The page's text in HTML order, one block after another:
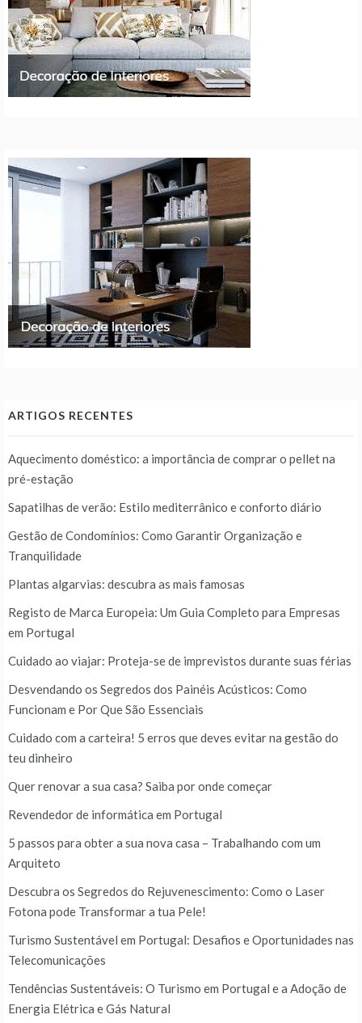
ARTIGOS RECENTES
Aquecimento doméstico: a importância de comprar o pellet na
pré-estação
Sapatilhas de verão: Estilo mediterrânico e conforto diário
Gestão de Condomínios: Como Garantir Organização e
Tranquilidade
Plantas algarvias: descubra as mais famosas
Registo de Marca Europeia: Um Guia Completo para Empresas
em Portugal
Cuidado ao viajar: Proteja-se de imprevistos durante suas férias
Desvendando os Segredos dos Painéis Acústicos: Como
Funcionam e Por Que São Essenciais
Cuidado com a carteira! 5 erros que deves evitar na gestão do
teu dinheiro
Quer renovar a sua casa? Saiba por onde começar
Revendedor de informática em Portugal
5 passos para obter a sua nova casa – Trabalhando com um
Arquiteto
Descubra os Segredos do Rejuvenescimento: Como o Laser
Fotona pode Transformar a tua Pele!
Turismo Sustentável em Portugal: Desafios e Oportunidades nas
Telecomunicações
Tendências Sustentáveis: O Turismo em Portugal e a Adoção de
Energia Elétrica e Gás Natural